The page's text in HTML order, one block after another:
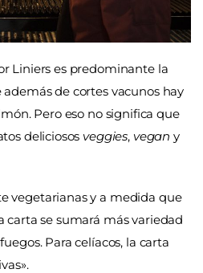
Liniers es predominante la
de cortes vacunos hay
Pero eso no significa que
deliciosos veggies, vegan y
vegetarianas y a medida que
carta se sumará más variedad
Para celíacos, la carta